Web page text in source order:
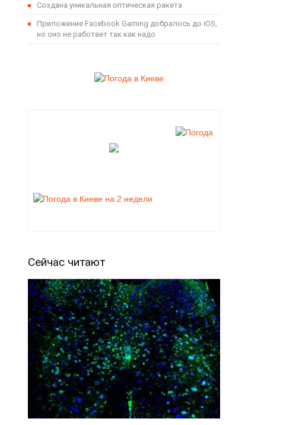
Создана уникальная оптическая ракета
Приложение Facebook Gaming добралось до iOS,
но оно не работает так как надо
Сейчас читают